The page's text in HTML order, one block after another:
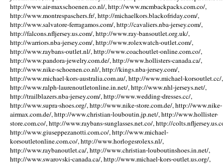
http://www.air-maxschoenen.co.nl/, http://www.mcmbackpacks.com.co/,
http://www.montrespaschers.fr/, http://michaelkors.blackofriday.com/,
http://www.salvatore-ferragamos.com/, http://cavaliers.nba-jersey.com/,
http://falcons.nfljersey.us.com/, http://www.ray-bansoutlet.org.uk/,
http://warriors.nba-jersey.com/, http://www.rolexwatch-outlet.com/,
http://www.raybans-outlet.nl/, http://www.coachoutlet-online.com.co/,
http://www.pandora-jewelry.com.de/, http://www.hollisters-canada.ca/,
http://www.nike-schoenen.co.nl/, http://kings.nba-jersey.com/,
http://www.michael-kors-australia.com.au/, http://www.michael-korsoutlet.cc/,
http://www.ralph-laurenoutletonline.in.net/, http://www.nhl-jerseys.net/,
http://trailblazers.nba-jersey.com/, http://www.wedding-dresses.cc/,
http://www.supra-shoes.org/, http://www.nike-store.com.de/, http://www.nike-
airmax.com.de/, http://www.christian-louboutin.jp.net/, http://www.hollister-
store.com.co/, http://www.raybans-sunglasses.net.co/, http://
http://www.giuseppezanotti.com.co/, http://www.michael-
korsoutletonline.com.co/, http://www.horlogesrolexs.nl/,
http://www.raybanoutlet.ca/, http://www.christian-louboutinshoes.in.net/,
http://www.swarovski-canada.ca/, http://www.michael-kors-outlet.us.org/,